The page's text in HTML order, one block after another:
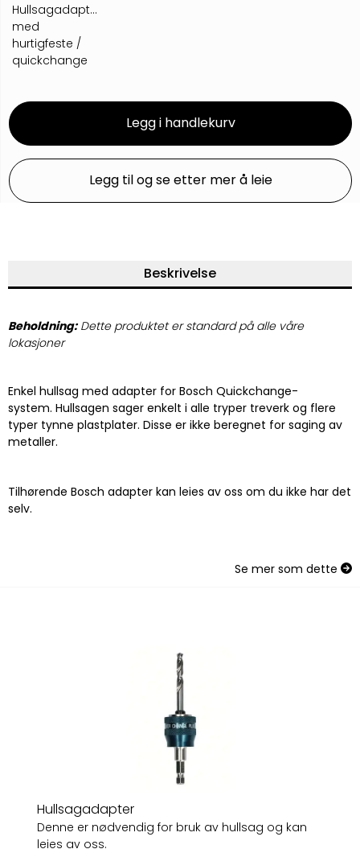
Hullsagadapter
med
hurtigfeste /
quickchange
Legg i handlekurv
Legg til og se etter mer å leie
Beskrivelse
Beholdning:Dette produktet er standard på alle våre
lokasjoner
Enkel hullsag med adapter for Bosch Quickchange-
system. Hullsagen sager enkelt i alle tryper treverk og flere
typer tynne plastplater. Disse er ikke beregnet for saging av
metaller.
Tilhørende Bosch adapter kan leies av oss om du ikke har det
selv.
Se mer som dette
Hullsagadapter
Denne er nødvendig for bruk av hullsag og kan
leies av oss.